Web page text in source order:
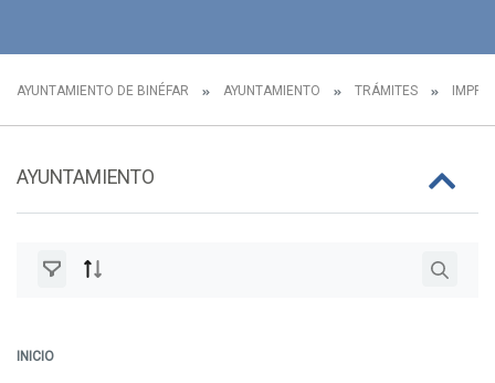
AYUNTAMIENTO DE BINÉFAR AYUNTAMIENTO TRÁMITES
AYUNTAMIENTO
INICIO